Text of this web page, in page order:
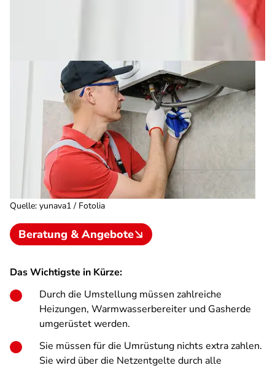
Quelle: yunava1 / Fotolia
Beratung & Angebote
Das Wichtigste in Kürze:
Durch die Umstellung müssen zahlreiche
Heizungen, Warmwasserbereiter und Gasherde
umgerüstet werden.
Sie müssen für die Umrüstung nichts extra zahlen.
Sie wird über die Netzentgelte durch alle